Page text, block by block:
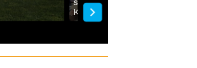
színházbarátokat a
Klasszikusok